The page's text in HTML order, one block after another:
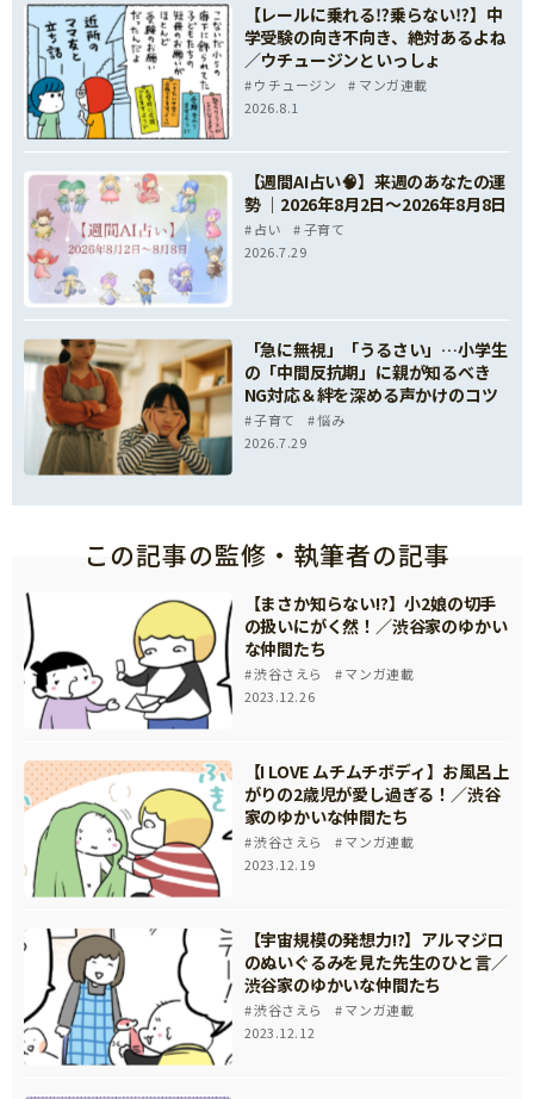
【レールに乗れる⁉乗らない⁉】中
学受験の向き不向き、絶対あるよね
／ウチュージンといっしょ
ウチュージン
マンガ連載
2026.8.1
【週間AI占い🧠】来週のあなたの運
勢 ｜2026年8月2日〜2026年8月8日
占い
子育て
2026.7.29
「急に無視」「うるさい」…小学生
の「中間反抗期」に親が知るべき
NG対応＆絆を深める声かけのコツ
子育て
悩み
2026.7.29
この記事の監修・執筆者の記事
【まさか知らない!?】小2娘の切手
の扱いにがく然！／渋谷家のゆかい
な仲間たち
渋谷さえら
マンガ連載
2023.12.26
【I LOVE ムチムチボディ】お風呂上
がりの2歳児が愛し過ぎる！／渋谷
家のゆかいな仲間たち
渋谷さえら
マンガ連載
2023.12.19
【宇宙規模の発想力!?】アルマジロ
のぬいぐるみを見た先生のひと言／
渋谷家のゆかいな仲間たち
渋谷さえら
マンガ連載
2023.12.12